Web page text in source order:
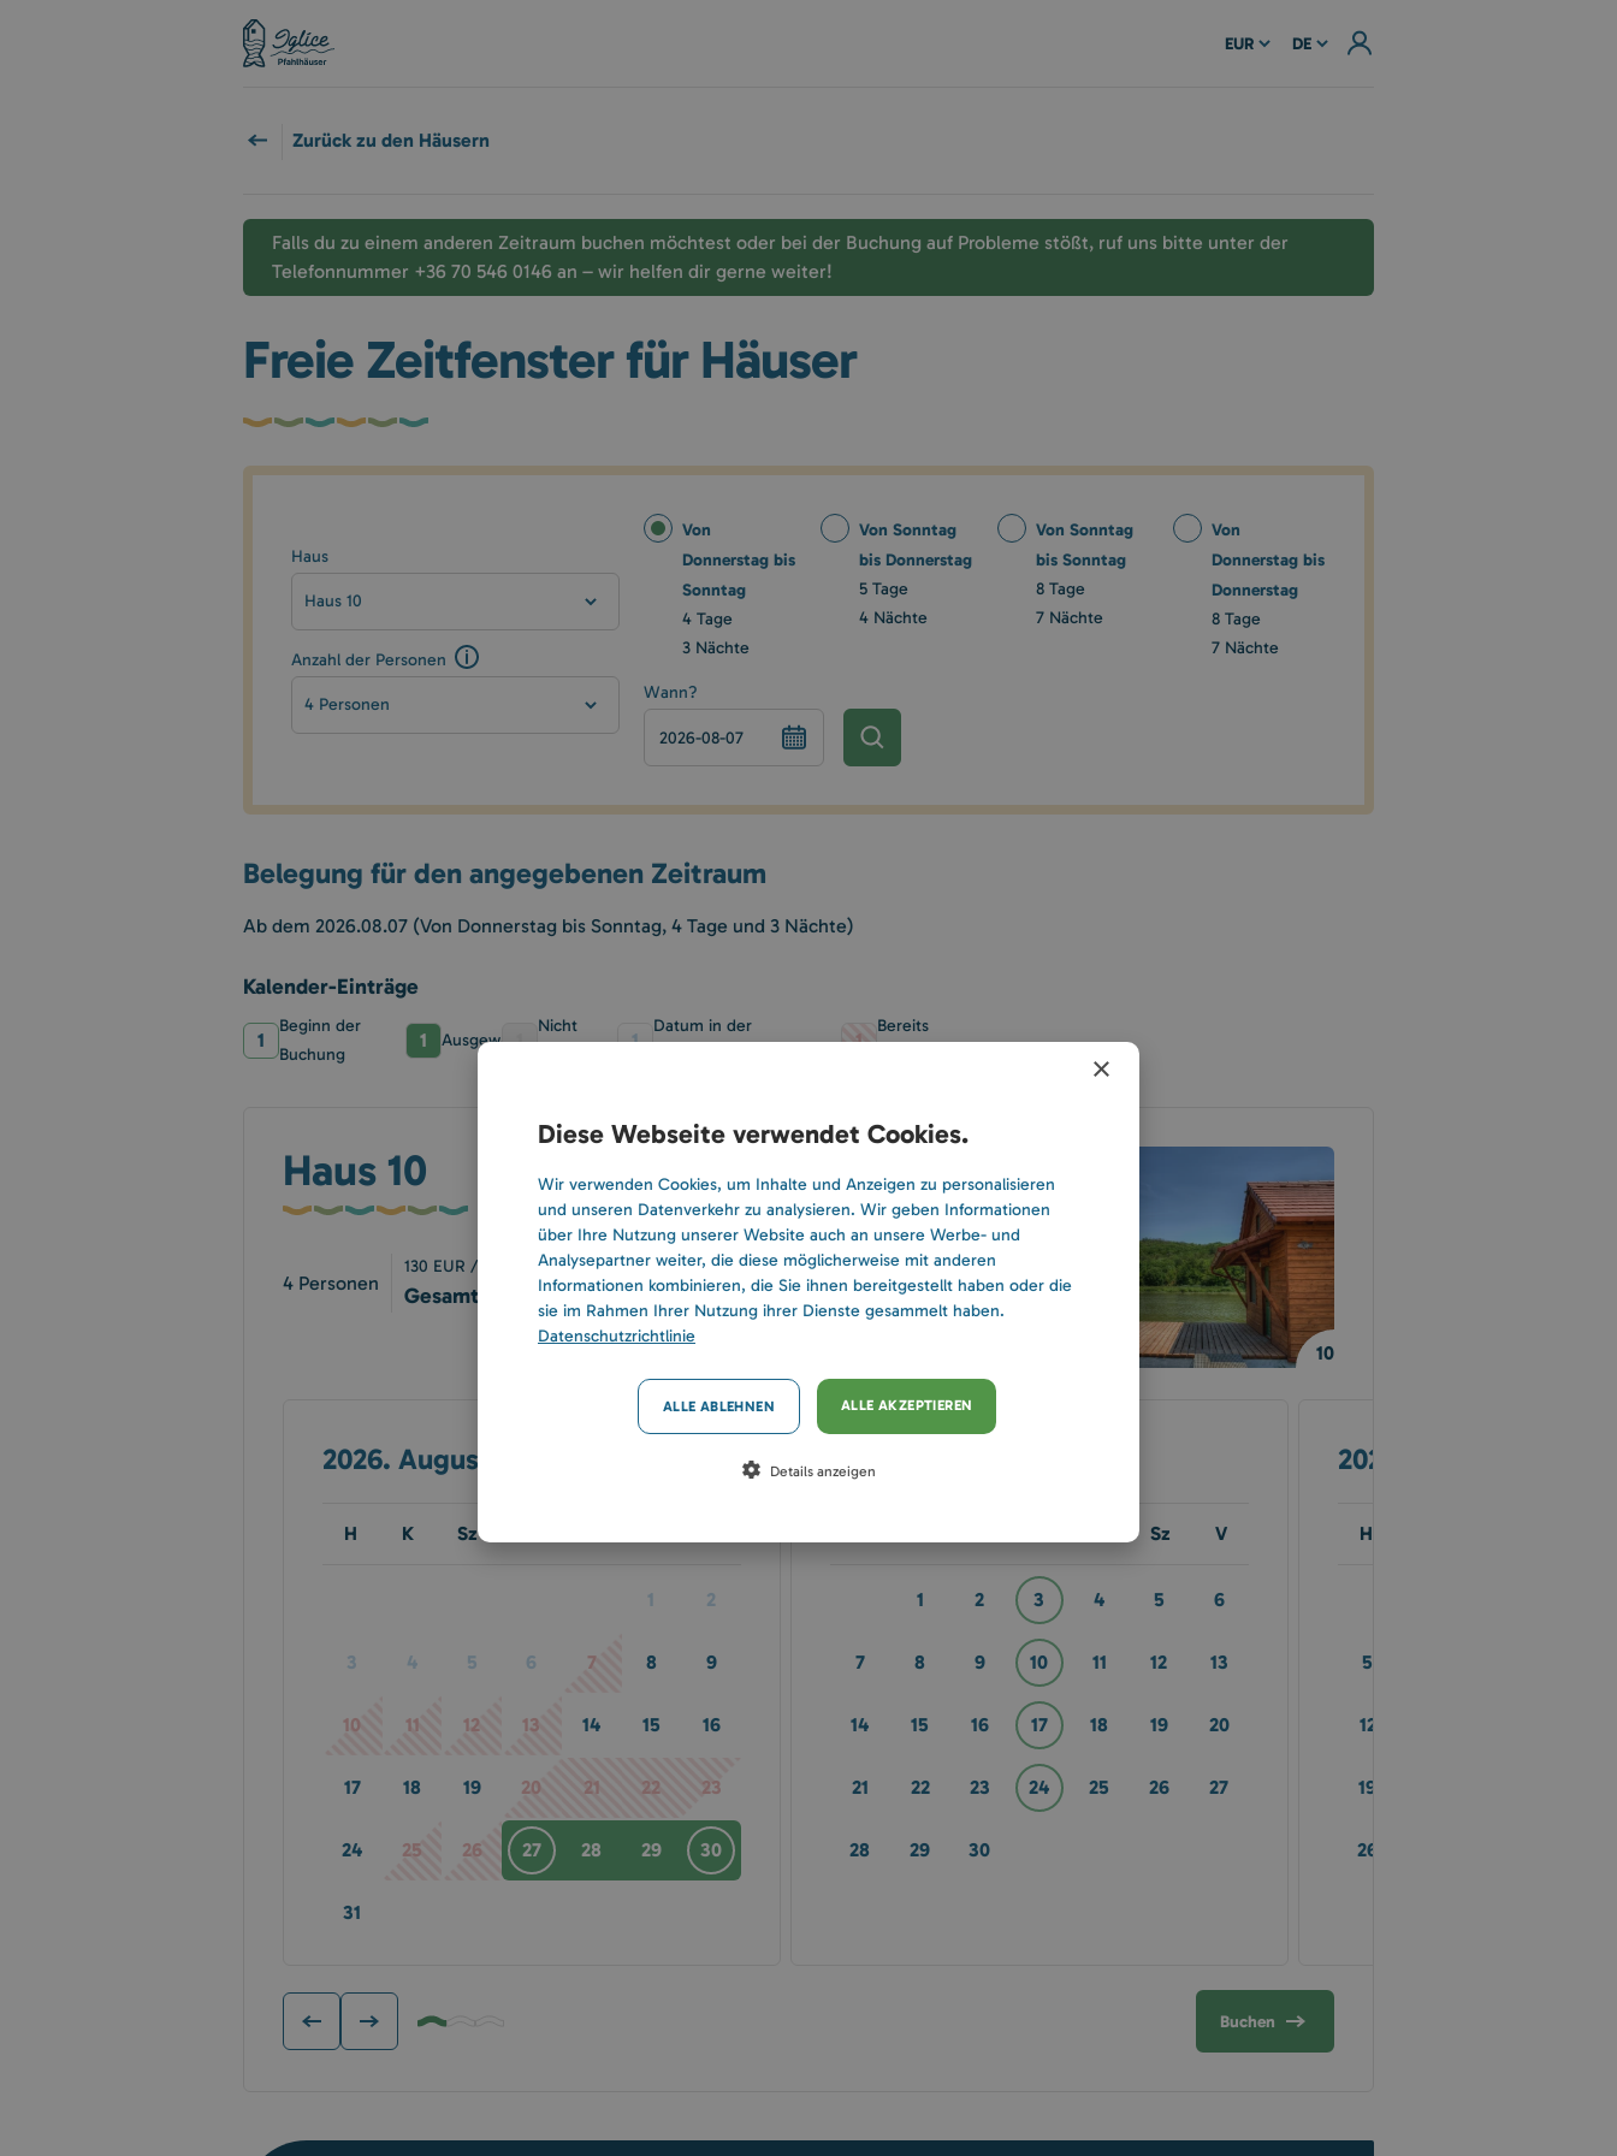
EUR DE
Zurück zu den Häusern
Falls du zu einem anderen Zeitraum buchen möchtest oder bei der Buchung auf Probleme stößt, ruf uns bitte unter der
Telefonnummer +36 70 546 0146 an – wir helfen dir gerne weiter!
Freie Zeitfenster für Häuser
Haus
Haus 10
Anzahl der Personen
4 Personen
Von
Donnerstag bis
Sonntag
4 Tage
3 Nächte
Von Sonntag
bis Donnerstag
5 Tage
4 Nächte
Von Sonntag
bis Sonntag
8 Tage
7 Nächte
Von
Donnerstag bis
Donnerstag
8 Tage
7 Nächte
Wann?
Belegung für den angegebenen Zeitraum
Ab dem 2026.08.07 (Von Donnerstag bis Sonntag, 4 Tage und 3 Nächte)
Kalender-Einträge
1
Beginn der
Buchung
1 Ausgewählt
1
Nicht
1
Datum in der
1
Bereits
Haus 10
4 Personen
130 EUR / Haus / Nacht
Gesamt: EUR
10
2026. August
H K Sz
1 2
3 4 5 6 7 8 9
10 11 12 13 14 15 16
17 18 19 20 21 22 23
24 25 26 27 28 29 30
31
2026. September
Sz V
1 2 3 4 5 6
7 8 9 10 11 12 13
14 15 16 17 18 19 20
21 22 23 24 25 26 27
28 29 30
2026. Oktober
H
5
12
19
26
Buchen
×
Diese Webseite verwendet Cookies.
Wir verwenden Cookies, um Inhalte und Anzeigen zu personalisieren
und unseren Datenverkehr zu analysieren. Wir geben Informationen
über Ihre Nutzung unserer Website auch an unsere Werbe- und
Analysepartner weiter, die diese möglicherweise mit anderen
Informationen kombinieren, die Sie ihnen bereitgestellt haben oder die
sie im Rahmen Ihrer Nutzung ihrer Dienste gesammelt haben.
Datenschutzrichtlinie
ALLE AKZEPTIEREN
ALLE ABLEHNEN
Details anzeigen